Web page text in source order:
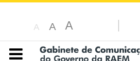
A A A